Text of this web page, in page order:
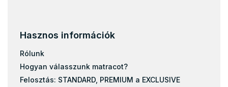
Hasznos információk
Rólunk
Hogyan válasszunk matracot?
Felosztás: STANDARD, PREMIUM a EXCLUSIVE